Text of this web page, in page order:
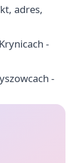
adres,
-
-